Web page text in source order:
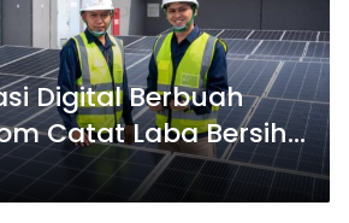
Digital Berbuah
Catat Laba Bersih
di Semester I 2026